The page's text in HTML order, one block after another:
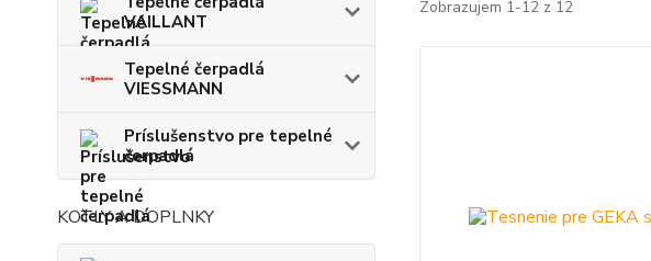
VAILLANT
Tepelné čerpadlá
VIESSMANN
Príslušenstvo pre tepelné
čerpadlá
KOTLY A DOPLNKY
Zobrazujem 1-12 z 12